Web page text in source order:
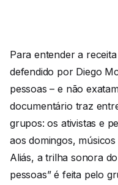
Para entender a
defendido por Diego
pessoas – e não
documentário traz
grupos: os ativistas e
aos domingos,
Aliás, a trilha sonora
pessoas” é feita pelo